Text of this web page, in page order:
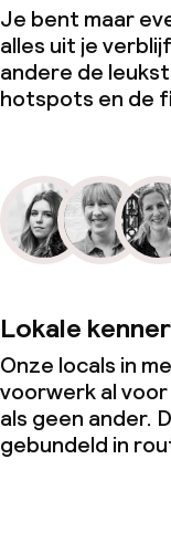
Je bent maar
alles uit je
andere de
hotspots en de
Lokale
Onze locals in
voorwerk al
als geen ander.
gebundeld in